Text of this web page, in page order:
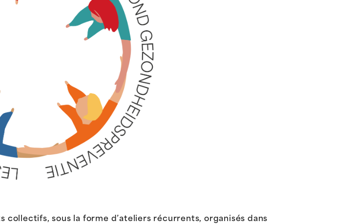
collectifs, sous la forme d’ateliers récurrents, organisés dans